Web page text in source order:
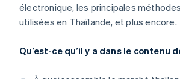
électronique, les principales
utilisées en Thaïlande, et plus encore.
Qu’est-ce qu’il y a dans le contenu